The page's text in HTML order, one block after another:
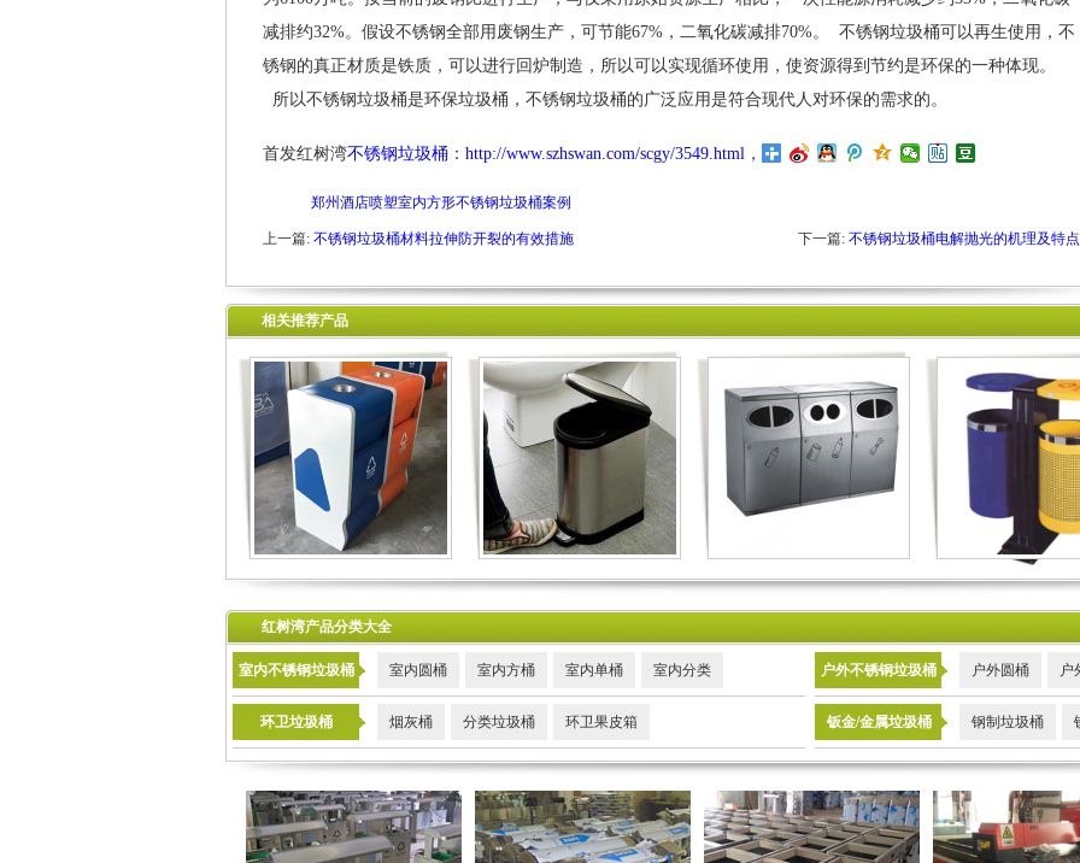
减排约32%。假设不锈钢全部用废钢生产，可节能67%，二氧化碳减排70%。 不锈钢垃圾桶可以再生使用，不
锈钢的真正材质是铁质，可以进行回炉制造，所以可以实现循环使用，使资源得到节约是环保的一种体现。
所以不锈钢垃圾桶是环保垃圾桶，不锈钢垃圾桶的广泛应用是符合现代人对环保的需求的。
首发红树湾不锈钢垃圾桶 ： http://www.szhswan.com/scgy/3549.html ，
郑州酒店喷塑室内方形不锈钢垃圾桶案例
上一篇: 不锈钢垃圾桶材料拉伸防开裂的有效措施 下一篇: 不锈钢垃圾桶电解抛光的机理及特点
相关推荐产品
红树湾产品分类大全
室内不锈钢垃圾桶 室内圆桶 室内方桶 室内单桶 室内分类
环卫垃圾桶 烟灰桶 分类垃圾桶 环卫果皮箱
户外不锈钢垃圾桶 户外圆桶 户
钣金/金属垃圾桶 钢制垃圾桶